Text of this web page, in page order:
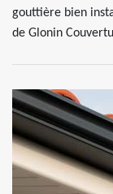
gouttière bien
de Glonin